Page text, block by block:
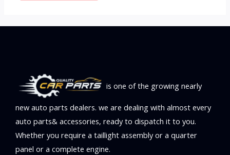
is one of the growing nearly
new auto parts dealers. we are dealing with almost every
auto parts& accessories, ready to dispatch it to you.
Whether you require a taillight assembly or a quarter
panel or a complete engine.